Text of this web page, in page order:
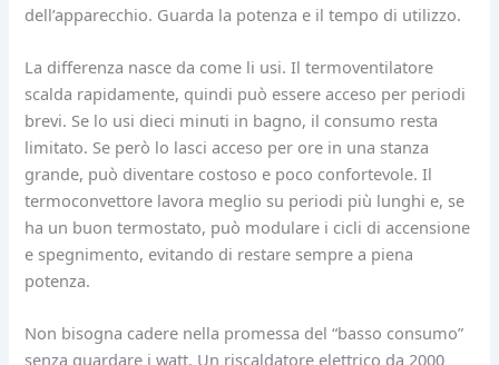
dell’apparecchio. Guarda la potenza e il tempo di utilizzo.
La differenza nasce da come li usi. Il termoventilatore
scalda rapidamente, quindi può essere acceso per periodi
brevi. Se lo usi dieci minuti in bagno, il consumo resta
limitato. Se però lo lasci acceso per ore in una stanza
grande, può diventare costoso e poco confortevole. Il
termoconvettore lavora meglio su periodi più lunghi e, se
ha un buon termostato, può modulare i cicli di accensione
e spegnimento, evitando di restare sempre a piena
potenza.
Non bisogna cadere nella promessa del “basso consumo”
senza guardare i watt. Un riscaldatore elettrico da 2000